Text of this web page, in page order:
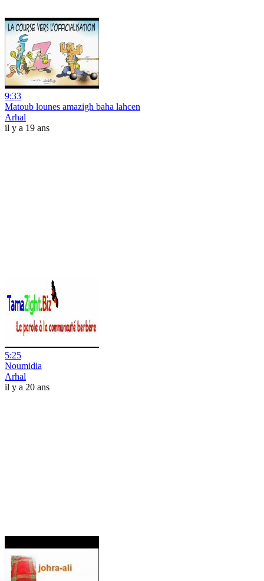
9:33
Matoub lounes amazigh baha lahcen
Arhal
il y a 19 ans
5:25
Noumidia
Arhal
il y a 20 ans